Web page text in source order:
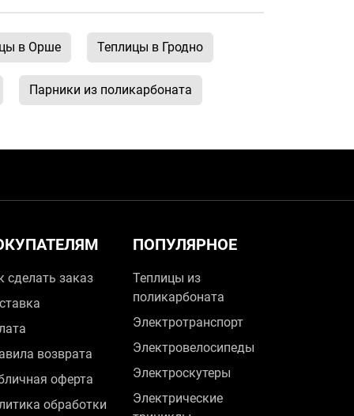
в Орше Теплицы в Гродно
Парники из поликарбоната
сделать заказ
возврата
оферта
обработки
ПОПУЛЯРНОЕ
Теплицы из
поликарбоната
Электротранспорт
Электровелосипеды
Электроскутеры
Электрические